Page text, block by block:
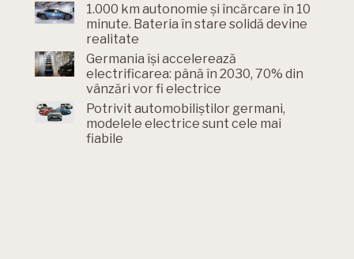
1.000 km autonomie și încărcare în 10
minute. Bateria în stare solidă devine
realitate
Germania își accelerează
electrificarea: până în 2030, 70% din
vânzări vor fi electrice
Potrivit automobiliștilor germani,
modelele electrice sunt cele mai
fiabile